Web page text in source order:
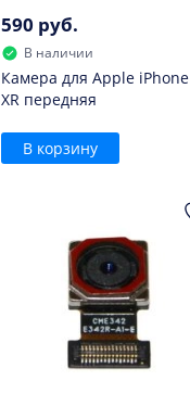
590 руб.
В наличии
Камера для Apple iPhone
XR передняя
В корзину